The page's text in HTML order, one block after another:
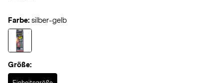
Farbe: silber-gelb
Größe:
Selected